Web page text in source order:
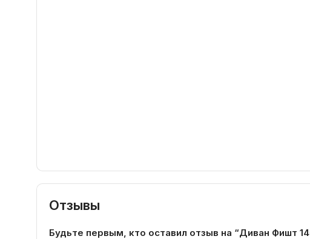
Отзывы
Будьте первым, кто оставил отзыв на “Диван Фишт